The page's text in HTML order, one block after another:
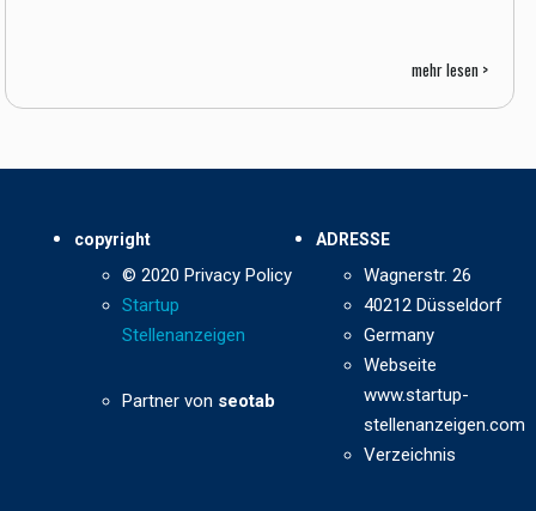
mehr lesen >
copyright
© 2020 Privacy Policy
Startup
Stellenanzeigen
Partner von seotab
ADRESSE
Wagnerstr. 26
40212 Düsseldorf
Germany
Webseite
www.startup-
stellenanzeigen.com
Verzeichnis